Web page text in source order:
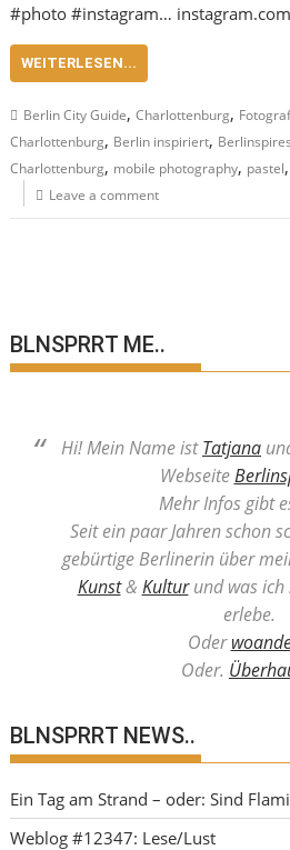
#photo #instagram…
WEITERLESEN...
Berlin City Guide,Charlottenburg,
Charlottenburg, Berlin inspiriert, Berlinspires
Charlottenburg, mobile photography, pastel
Leave a comment
BLNSPRRT ME..
Hi! Mein Name istTatjana
Webseite
Mehr Infos gibt
Seit ein paar Jahren schon
gebürtige Berlinerin über
Kunst& Kulturund was ich
erlebe.
Oder
Oder.
BLNSPRRT NEWS..
Ein Tag am Strand – oder: Sind
Weblog #12347: Lese/Lust